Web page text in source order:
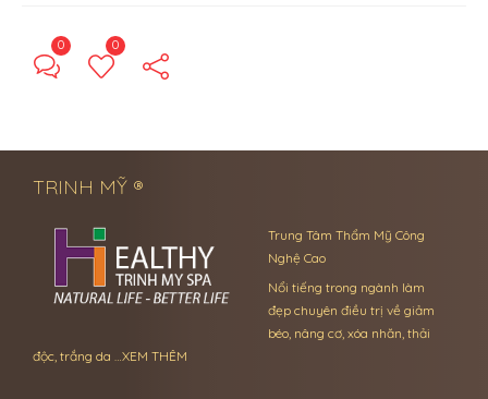
0 0
TRINH MỸ ®
Trung Tâm Thẩm Mỹ Công
Nghệ Cao
Nổi tiếng trong ngành làm
đẹp chuyên điều trị về giảm
béo, nâng cơ, xóa nhăn, thải
độc, trắng da …XEM THÊM